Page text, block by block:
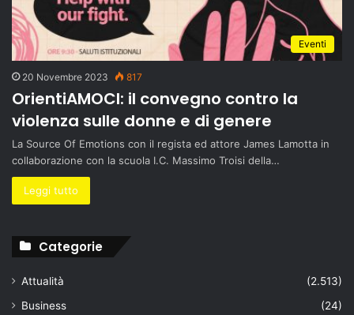
Eventi
20 Novembre 2023 817
OrientiAMOCI: il convegno contro la
violenza sulle donne e di genere
La Source Of Emotions con il regista ed attore James Lamotta in
collaborazione con la scuola I.C. Massimo Troisi della…
Leggi tutto
Categorie
Attualità
(2.513)
Business
(24)